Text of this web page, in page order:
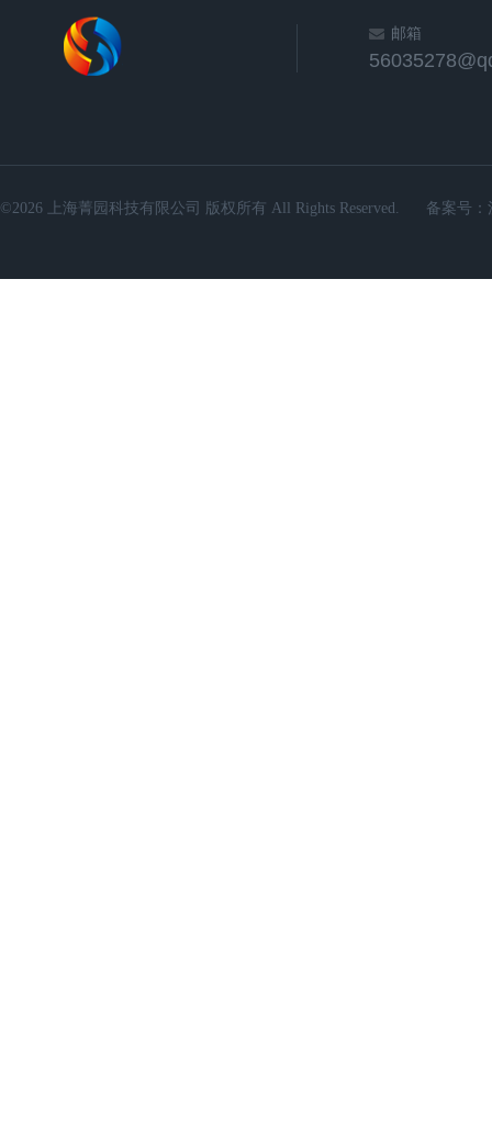
邮箱
©2026 上海菁园科技有限公司 版权所有 All Rights Reserved. 备案号：